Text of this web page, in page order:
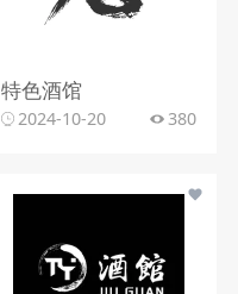
特色酒馆
2024-10-20 380